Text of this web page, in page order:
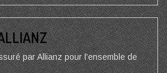
par Allianz pour l'ensemble de